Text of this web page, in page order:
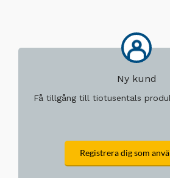
Ny kund
Få tillgång till tiotusentals
Registrera dig som